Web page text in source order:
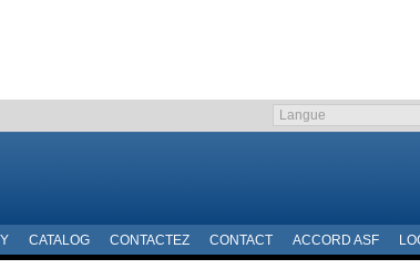
CATALOG CONTACTEZ CONTACT ACCORD ASF